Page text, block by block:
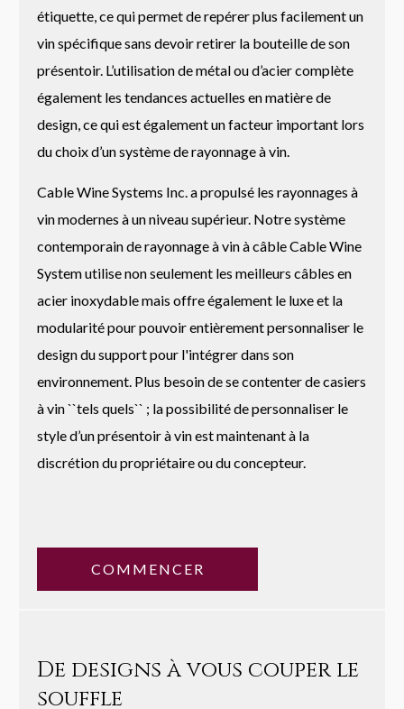
étiquette, ce qui permet de repérer plus facilement un
vin spécifique sans devoir retirer la bouteille de son
présentoir. L’utilisation de métal ou d’acier complète
également les tendances actuelles en matière de
design, ce qui est également un facteur important lors
du choix d’un système de rayonnage à vin.
Cable Wine Systems Inc. a propulsé les rayonnages à
vin modernes à un niveau supérieur. Notre système
contemporain de rayonnage à vin à câble Cable Wine
System utilise non seulement les meilleurs câbles en
acier inoxydable mais offre également le luxe et la
modularité pour pouvoir entièrement personnaliser le
design du support pour l'intégrer dans son
environnement. Plus besoin de se contenter de casiers
à vin ``tels quels`` ; la possibilité de personnaliser le
style d’un présentoir à vin est maintenant à la
discrétion du propriétaire ou du concepteur.
COMMENCER
De designs à vous couper le
souffle